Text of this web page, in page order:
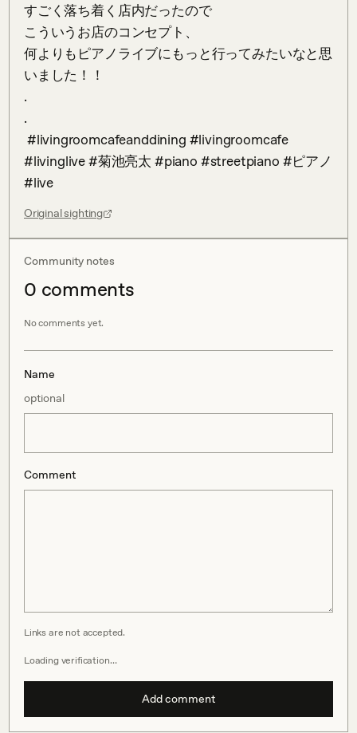
すごく落ち着く店内だったので
こういうお店のコンセプト、
何よりもピアノライブにもっと行ってみたいなと思
いました！！
.
.
#livinglive #菊池亮太 #piano #streetpiano #ピアノ
#live
Original sighting
Community notes
0 comments
No comments yet.
Name
optional
Comment
Links are not accepted.
Loading verification…
Add comment